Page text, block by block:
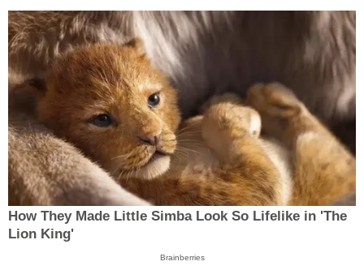
How They Made Little Simba Look So Lifelike in 'The
Lion King'
Brainberries